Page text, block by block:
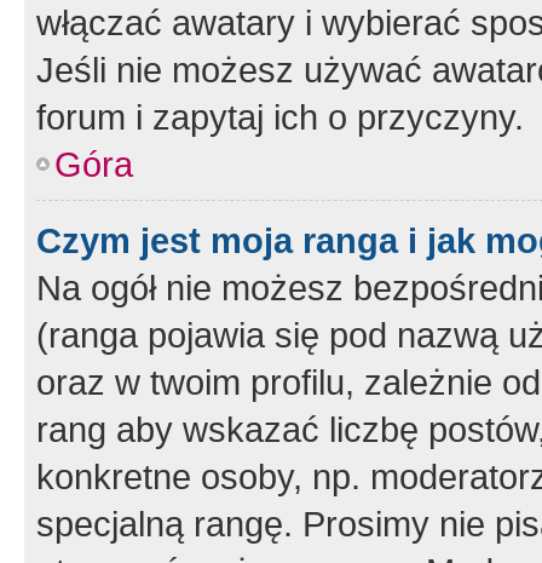
włączać awatary i wybierać
Jeśli nie możesz używać
forum i zapytaj ich o przyczyny.
Góra
Czym jest moja ranga i jak
Na ogół nie możesz
(ranga pojawia się pod nazwą
oraz w twoim profilu, zależnie
rang aby wskazać liczbę
konkretne osoby, np.
specjalną rangę. Prosimy nie